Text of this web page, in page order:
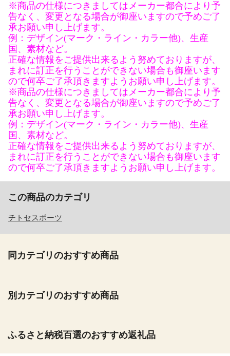
※商品の仕様につきましてはメーカー都合により予
告なく、変更となる場合が御座いますので予めご了
承お願い申し上げます。
例：デザイン(マーク・ライン・カラー他)、生産
国、素材など。
正確な情報をご提供出来るよう努めておりますが、
まれに訂正を行うことができない場合も御座います
ので何卒ご了承頂きますようお願い申し上げます。
※商品の仕様につきましてはメーカー都合により予
告なく、変更となる場合が御座いますので予めご了
承お願い申し上げます。
例：デザイン(マーク・ライン・カラー他)、生産
国、素材など。
正確な情報をご提供出来るよう努めておりますが、
まれに訂正を行うことができない場合も御座います
ので何卒ご了承頂きますようお願い申し上げます。
この商品のカテゴリ
チトセスポーツ
同カテゴリのおすすめ商品
別カテゴリのおすすめ商品
ふるさと納税百選のおすすめ返礼品